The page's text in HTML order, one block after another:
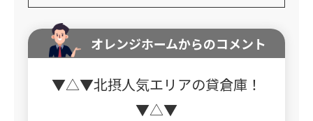
オレンジホームからのコメント
▼△▼北摂人気エリアの貸倉庫！
▼△▼